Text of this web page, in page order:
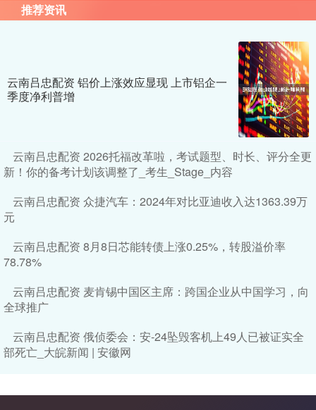
推荐资讯
云南吕忠配资 铝价上涨效应显现 上市铝企一
季度净利普增
云南吕忠配资 2026托福改革啦，考试题型、时长、评分全更
新！你的备考计划该调整了_考生_Stage_内容
云南吕忠配资 众捷汽车：2024年对比亚迪收入达1363.39万
元
云南吕忠配资 8月8日芯能转债上涨0.25%，转股溢价率
78.78%
云南吕忠配资 麦肯锡中国区主席：跨国企业从中国学习，向
全球推广
云南吕忠配资 俄侦委会：安-24坠毁客机上49人已被证实全
部死亡_大皖新闻 | 安徽网